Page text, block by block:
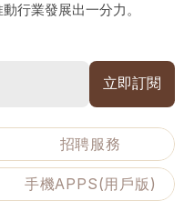
行業發展出一分力。
招聘服務
手機APPS(用戶版)